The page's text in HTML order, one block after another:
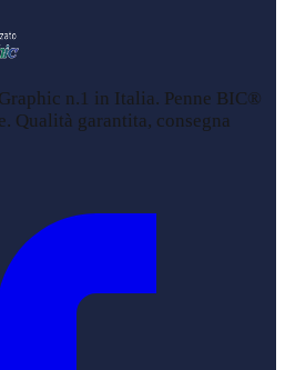
n.1 in Italia. Penne BIC®
Qualità garantita, consegna